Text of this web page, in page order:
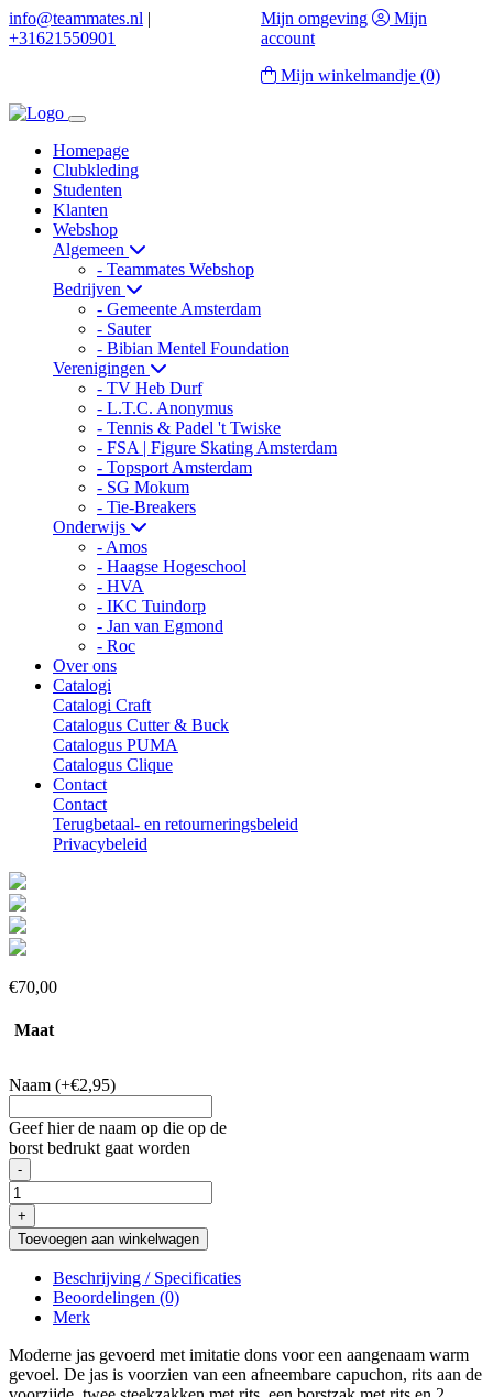
info@teammates.nl |
+31621550901
Mijn omgeving
Mijn
account
Mijn winkelmandje (0)
Homepage
Clubkleding
Studenten
Klanten
Webshop
Algemeen
- Teammates Webshop
Bedrijven
- Gemeente Amsterdam
- Sauter
- Bibian Mentel Foundation
Verenigingen
- TV Heb Durf
- L.T.C. Anonymus
- Tennis & Padel 't Twiske
- FSA | Figure Skating Amsterdam
- Topsport Amsterdam
- SG Mokum
- Tie-Breakers
Onderwijs
- Amos
- Haagse Hogeschool
- HVA
- IKC Tuindorp
- Jan van Egmond
- Roc
Over ons
Catalogi
Catalogi Craft
Catalogus Cutter & Buck
Catalogus PUMA
Catalogus Clique
Contact
Contact
Terugbetaal- en retourneringsbeleid
Privacybeleid
€70,00
Maat
Naam (+€2,95)
Geef hier de naam op die op de
borst bedrukt gaat worden
-
FSA
Hudson
team
Jacket
+
Toevoegen aan winkelwagen
Beschrijving / Specificaties
Beoordelingen (0)
Merk
Moderne jas gevoerd met imitatie dons voor een aangenaam warm
gevoel. De jas is voorzien van een afneembare capuchon, rits aan de